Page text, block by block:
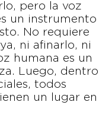
pero la voz
un instrumento
No requiere
ni afinarlo, ni
humana es un
Luego, dentro
todos
un lugar en